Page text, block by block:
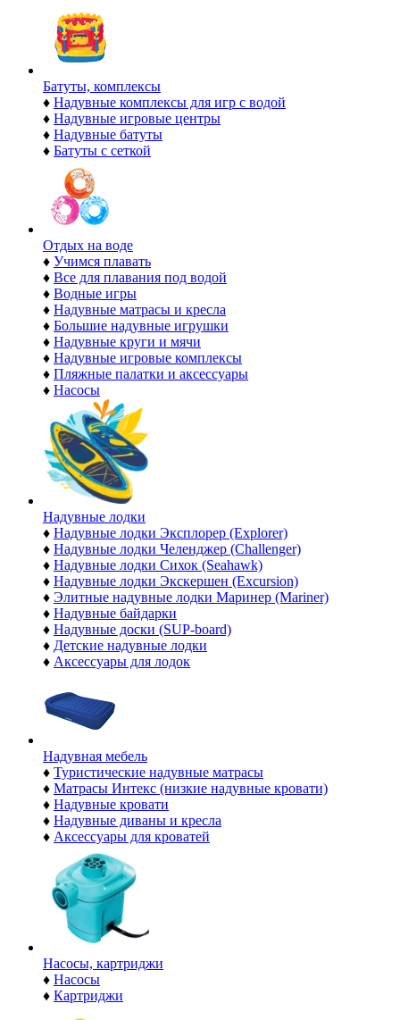
Батуты, комплексы
♦ Надувные комплексы для игр с водой
♦ Надувные игровые центры
♦ Надувные батуты
♦ Батуты с сеткой
Отдых на воде
♦ Учимся плавать
♦ Все для плавания под водой
♦ Водные игры
♦ Надувные матрасы и кресла
♦ Большие надувные игрушки
♦ Надувные круги и мячи
♦ Надувные игровые комплексы
♦ Пляжные палатки и аксессуары
♦ Насосы
Надувные лодки
♦ Надувные лодки Эксплорер (Explorer)
♦ Надувные лодки Челенджер (Challenger)
♦ Надувные лодки Сихок (Seahawk)
♦ Надувные лодки Экскершен (Excursion)
♦ Элитные надувные лодки Маринер (Mariner)
♦ Надувные байдарки
♦ Надувные доски (SUP-board)
♦ Детские надувные лодки
♦ Аксессуары для лодок
Надувная мебель
♦ Туристические надувные матрасы
♦ Матрасы Интекс (низкие надувные кровати)
♦ Надувные кровати
♦ Надувные диваны и кресла
♦ Аксессуары для кроватей
Насосы, картриджи
♦ Насосы
♦ Картриджи